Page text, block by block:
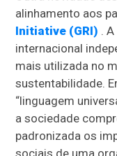
alinhamento aos
Initiative (GRI) . A
internacional
mais utilizada no
sustentabilidade.
“linguagem
a sociedade
padronizada os
sociais de uma